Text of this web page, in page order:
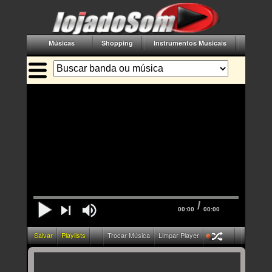
Músicas Shopping Instrumentos Musicais
00:00 / 00:00
Salvar Playlists Trocar Música Limpar Player